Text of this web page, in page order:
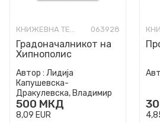
КНИЖЕВНА ТЕОРИЈА И КРИТИКА 063928
Градоначалникот на
Хипнополис
Автор : Лидија
Капушевска-
Дракулевска, Владимир
Мартиновски
500 МКД
8,09 EUR